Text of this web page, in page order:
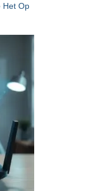
Het Op